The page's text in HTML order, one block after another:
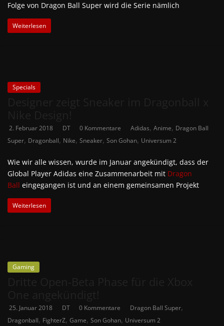
Folge von Dragon Ball Super wird die Serie nämlich
Weiterlesen
Specials
2. Februar 2018 DT 0 Kommentare Adidas, Anime, Dragon Ball
Super, Dragonball, Nike, Sneaker, Son Gohan, Universum 2
Wie wir alle wissen, wurde im Januar angekündigt, dass der
Global Player Adidas eine Zusammenarbeit mit Dragon
Ball eingegangen ist und an einem gemeinsamen Projekt
Weiterlesen
Gaming
25. Januar 2018 DT 0 Kommentare Dragon Ball Super,
Dragonball, FighterZ, Game, Son Gohan, Universum 2